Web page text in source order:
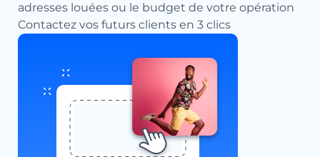
adresses louées ou le budget de votre opération
Contactez vos futurs clients en 3 clics